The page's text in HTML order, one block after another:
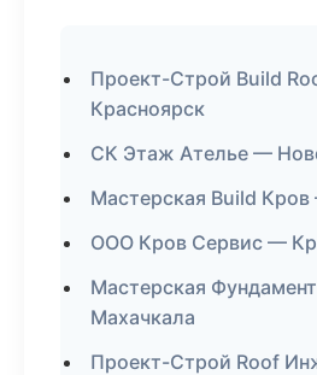
Проект-Строй Build
Красноярск
СК Этаж Ателье —
Мастерская Build
ООО Кров Сервис —
Мастерская
Махачкала
Проект-Строй Roof